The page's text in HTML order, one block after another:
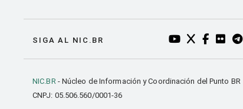
SIGA AL NIC.BR YOUTUBE DO
TWITTER
NIC.BR- Núcleo de Información y Coordinación del Punto BR
CNPJ: 05.506.560/0001-36